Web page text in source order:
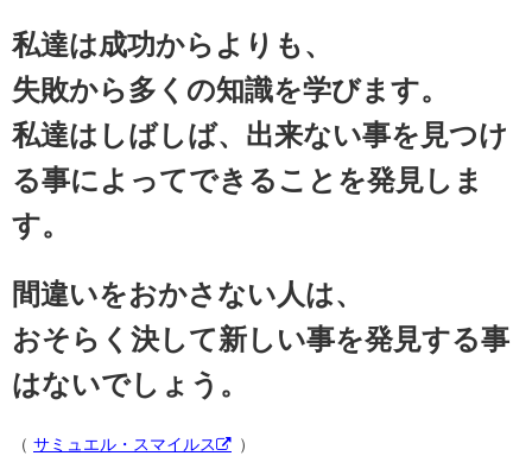
私達は成功からよりも、
失敗から多くの知識を学びます。
私達はしばしば、出来ない事を見つけ
る事によってできることを発見しま
す。
間違いをおかさない人は、
おそらく決して新しい事を発見する事
はないでしょう。
（ サミュエル・スマイルス ）